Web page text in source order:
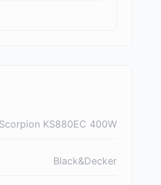
KS880EC 400W
Black&Decker